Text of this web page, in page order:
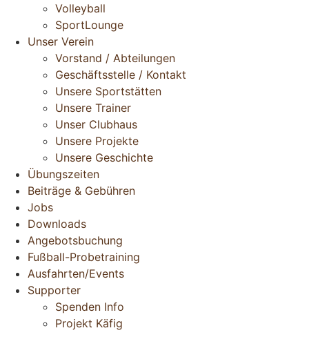
Volleyball
SportLounge
Unser Verein
Vorstand / Abteilungen
Geschäftsstelle / Kontakt
Unsere Sportstätten
Unsere Trainer
Unser Clubhaus
Unsere Projekte
Unsere Geschichte
Übungszeiten
Beiträge & Gebühren
Jobs
Downloads
Angebotsbuchung
Fußball-Probetraining
Ausfahrten/Events
Supporter
Spenden Info
Projekt Käfig